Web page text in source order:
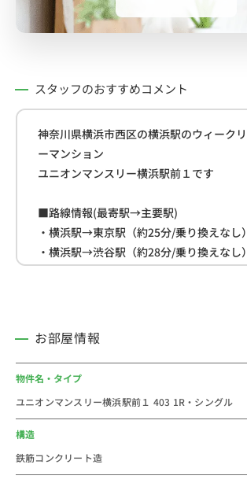
スタッフのおすすめコメント
神奈川県横浜市西区の横浜駅のウィーク
ーマンション
ユニオンマンスリー横浜駅前１です
■路線情報(最寄駅→主要駅)
・横浜駅→東京駅（約25分/乗り換えなし）
・横浜駅→渋谷駅（約28分/乗り換えなし）
・横浜駅→新宿駅（約34分/乗り換えなし
・ファミリーマート(約99ｍ)
・まいばすけっと(約300ｍ)
■横浜駅おススメコメント
横浜市(YOKOHAMA CITY)は、神奈川県東
お部屋情報
物件名・タイプ
ユニオンマンスリー横浜駅前１ 403 1R・シングル
構造
鉄筋コンクリート造